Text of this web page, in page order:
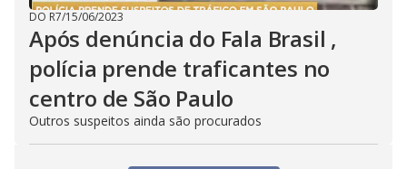
DO R7/15/06/2023
Após denúncia do Fala Brasil ,
polícia prende traficantes no
centro de São Paulo
Outros suspeitos ainda são procurados